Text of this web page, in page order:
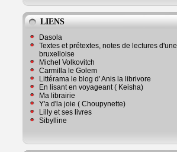
LIENS
Dasola
Textes et prétextes, notes de lectures d'une
bruxelloise
Michel Volkovitch
Carmilla le Golem
Littérama le blog d' Anis la librivore
En lisant en voyageant ( Keisha)
Ma librairie
Y'a d'la joie ( Choupynette)
Lilly et ses livres
Sibylline